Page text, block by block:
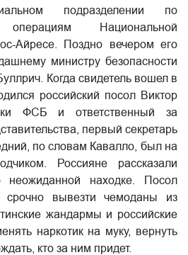
подразделении по
операциям Национальной
Айресе. Поздно вечером его
министру безопасности
Когда свидетель вошел в
российский посол Виктор
ФСБ и ответственный за
первый секретарь
по словам Кавалло, был на
Россияне рассказали
неожиданной находке. Посол
срочно вывезти чемоданы из
жандармы и российские
наркотик на муку, вернуть
кто за ним придет.